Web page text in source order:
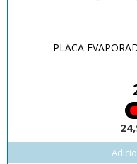
PLACA